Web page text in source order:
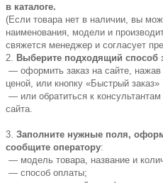
в каталоге.
(Если товара нет в наличии, вы
наименования, модели и
свяжется менеджер и согласует
2.
Выберите подходящий способ
— оформить заказ на сайте, нажав
ценой, или кнопку «Быстрый заказ»
— или обратиться к
сайта.
3. Заполните нужные поля,
сообщите оператору:
— модель товара, название и
— способ оплаты;